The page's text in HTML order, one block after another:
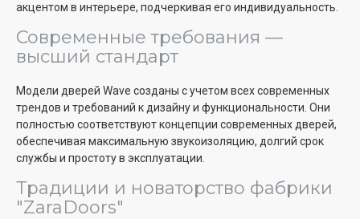
акцентом в интерьере, подчеркивая его индивидуальность.
Современные требования —
высший стандарт
Модели дверей Wave созданы с учетом всех современных
трендов и требований к дизайну и функциональности. Они
полностью соответствуют концепции современных дверей,
обеспечивая максимальную звукоизоляцию, долгий срок
службы и простоту в эксплуатации.
Традиции и новаторство фабрики
"ZaraDoors"